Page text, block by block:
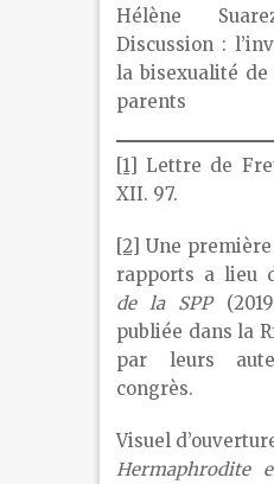
Hélène
Discussion :
la bisexualité de
parents
[1] Lettre de
XII. 97.
[2] Une
rapports a lieu
de la SPP
publiée dans la
par leurs
congrès.
Visuel
Hermaphrodite